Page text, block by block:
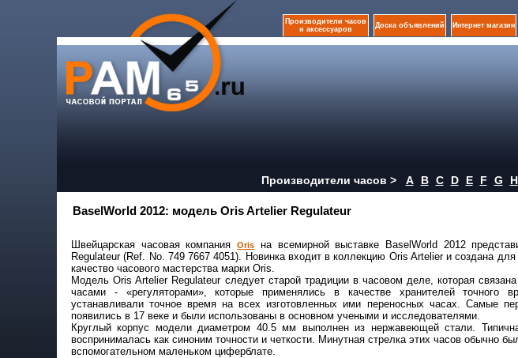
Производители часов
и аксессуаров
Доска объявлений Интернет магазин
Производители часов > A B C D E F G H
BaselWorld 2012: модель Oris Artelier Regulateur
Швейцарская часовая компанияOris
на всемирной выставке BaselWorld 2012
Regulateur (Ref. No. 749 7667 4051). Новинка входит в коллекцию Oris Artelier и создана
качество часового мастерства марки Oris.
Модель Oris Artelier Regulateur следует старой традиции в часовом деле, которая
часами - «регуляторами», которые применялись в качестве хранителей
устанавливали точное время на всех изготовленных ими переносных часах. Самые
появились в 17 веке и были использованы в основном учеными и исследователями.
Круглый корпус модели диаметром 40.5 мм выполнен из нержавеющей стали.
воспринималась как синоним точности и четкости. Минутная стрелка этих часов обычно
вспомогательном маленьком циферблате.